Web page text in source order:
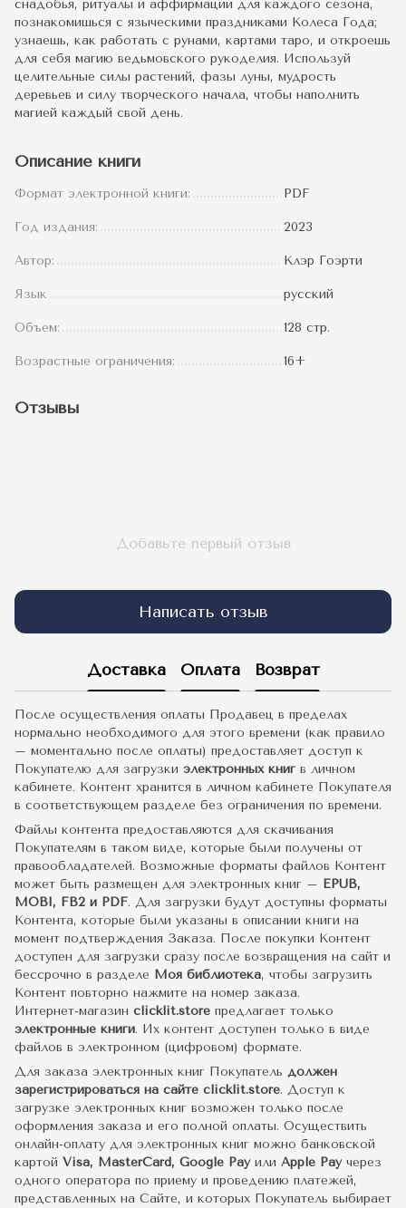
снадобья, ритуалы и аффирмации для каждого сезона,
познакомишься с языческими праздниками Колеса Года;
узнаешь, как работать с рунами, картами таро, и откроешь
для себя магию ведьмовского рукоделия. Используй
целительные силы растений, фазы луны, мудрость
деревьев и силу творческого начала, чтобы наполнить
магией каждый свой день.
Описание книги
Формат электронной книги: PDF
Год издания: 2023
Автор: Клэр Гоэрти
Язык русский
Объем: 128 стр.
Возрастные ограничения: 16+
Отзывы
Добавьте первый отзыв
Написать отзыв
Доставка Оплата Возврат
После осуществления оплаты Продавец в пределах
нормально необходимого для этого времени (как правило
– моментально после оплаты) предоставляет доступ к
Покупателю для загрузки электронных книг в личном
кабинете. Контент хранится в личном кабинете Покупателя
в соответствующем разделе без ограничения по времени.
Файлы контента предоставляются для скачивания
Покупателям в таком виде, которые были получены от
правообладателей. Возможные форматы файлов Контент
может быть размещен для электронных книг – EPUB,
MOBI, FB2 и PDF. Для загрузки будут доступны форматы
Контента, которые были указаны в описании книги на
момент подтверждения Заказа. После покупки Контент
доступен для загрузки сразу после возвращения на сайт и
бессрочно в разделе Моя библиотека, чтобы загрузить
Контент повторно нажмите на номер заказа.
Интернет-магазин clicklit.store предлагает только
электронные книги. Их контент доступен только в виде
файлов в электронном (цифровом) формате.
Для заказа электронных книг Покупатель должен
зарегистрироваться на сайте clicklit.store. Доступ к
загрузке электронных книг возможен только после
оформления заказа и его полной оплаты. Осуществить
онлайн-оплату для электронных книг можно банковской
картой Visa, MasterCard, Google Pay или Apple Payчерез
одного оператора по приему и проведению платежей,
представленных на Сайте, и которых Покупатель выбирает